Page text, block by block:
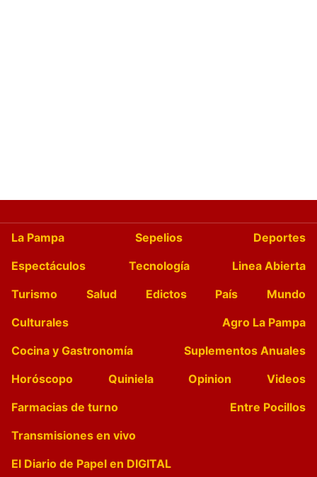
La Pampa Sepelios
Deportes
Espectáculos
Tecnología
Linea Abierta
Turismo
Salud Edictos País
Mundo
Culturales
Agro La Pampa
Cocina y Gastronomía
Suplementos Anuales
Horóscopo
Quiniela Opinion
Videos
Farmacias de turno
Entre Pocillos
Transmisiones en vivo
El Diario de Papel en DIGITAL